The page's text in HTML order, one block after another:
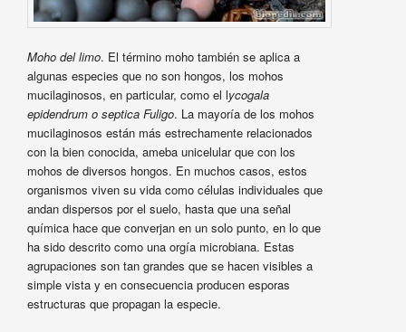
Moho del limo. El término moho también se aplica a
algunas especies que no son hongos, los mohos
mucilaginosos, en particular, como el lycogala
epidendrum o septica Fuligo. La mayoría de los mohos
mucilaginosos están más estrechamente relacionados
con la bien conocida, ameba unicelular que con los
mohos de diversos hongos. En muchos casos, estos
organismos viven su vida como células individuales que
andan dispersos por el suelo, hasta que una señal
química hace que converjan en un solo punto, en lo que
ha sido descrito como una orgía microbiana. Estas
agrupaciones son tan grandes que se hacen visibles a
simple vista y en consecuencia producen esporas
estructuras que propagan la especie.